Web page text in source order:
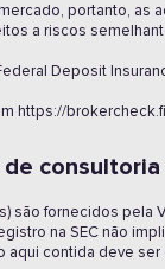
portanto, as
a riscos
Deposit
https://
fornecidos pela
na SEC não
aqui contida deve